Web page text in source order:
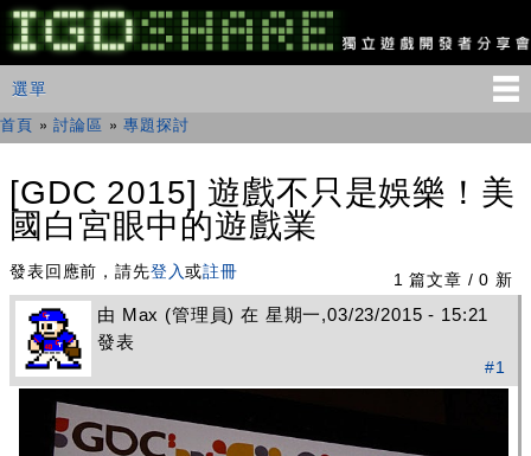
移
至
主
IGDSHARE
獨
遊
者
分
會
主選單
選單
您在這裡
首頁 »討論區 »專題探討
[GDC 2015] 遊戲不只是娛樂！美
國白宮眼中的遊戲業
1 篇文章 / 0 新
發表回應前，請先登入或註冊
由 Max (管理員) 在 星期一,03/23/2015 - 15:21
發表
#1